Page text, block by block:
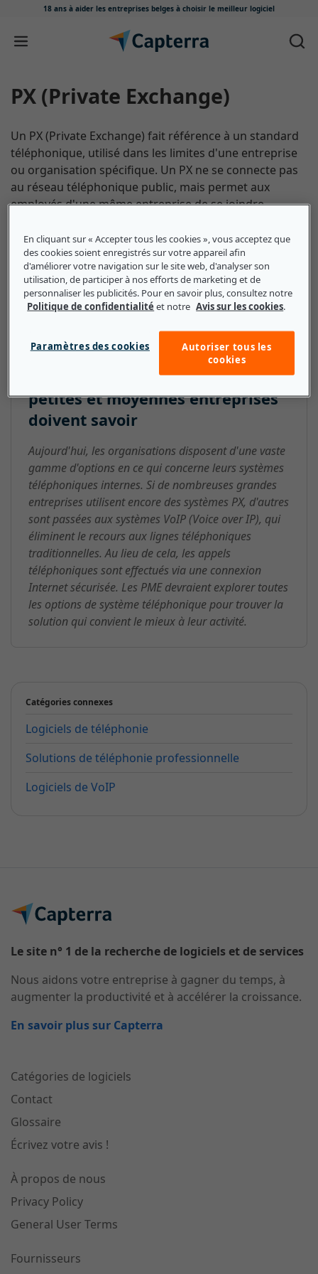
18 ans à aider les entreprises belges à choisir le meilleur logiciel
Passer au contenu
PX (Private Exchange)
Un PX (Private Exchange) fait référence à un standard
téléphonique, utilisé dans les limites d'une entreprise
ou organisation spécifique. Un PX ne se connecte pas
au réseau téléphonique public, mais permet aux
employés d'une même entreprise de se joindre
téléphoniques sont nécessaires. Par exemple, un
employé du service RH peut téléphoner à un employé
du service de comptabilité en composant simplement
son numéro de poste. Ce type de centrale facilite
communication au sein de l'entreprise.
PX (Private Exchange) : ce que les
petites et moyennes entreprises
doivent savoir
Aujourd'hui, les organisations disposent d'une vaste
gamme d'options en ce qui concerne leurs systèmes
téléphoniques internes. Si de nombreuses grandes
entreprises utilisent encore des systèmes PX, d'autres
sont passées aux systèmes VoIP (Voice over IP), qui
éliminent le recours aux lignes téléphoniques
traditionnelles. Au lieu de cela, les appels
téléphoniques sont effectués via une connexion
Internet sécurisée. Les PME devraient explorer toutes
les options de système téléphonique pour trouver la
solution qui convient le mieux à leur activité.
Catégories connexes
Logiciels de téléphonie
Solutions de téléphonie professionnelle
Logiciels de VoIP
Le site n° 1 de la recherche de logiciels et de services
Nous aidons votre entreprise à gagner du temps, à
augmenter la productivité et à accélérer la croissance.
En savoir plus sur Capterra
Catégories de logiciels
Contact
Glossaire
Écrivez votre avis !
À propos de nous
Privacy Policy
General User Terms
Fournisseurs
En cliquant sur « Accepter tous les cookies », vous acceptez que
des cookies soient enregistrés sur votre appareil afin
d'améliorer votre navigation sur le site web, d'analyser son
utilisation, de participer à nos efforts de marketing et de
personnaliser les publicités. Pour en savoir plus, consultez notre
Politique de confidentialité et notre Avis sur les cookies.
Autoriser tous les
cookies
Paramètres des cookies